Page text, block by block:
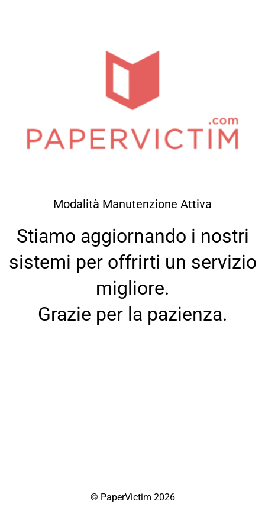
Modalità Manutenzione Attiva
Stiamo aggiornando i nostri
sistemi per offrirti un servizio
migliore.
Grazie per la pazienza.
© PaperVictim 2026